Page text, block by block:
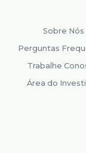
Sobre Nós
Perguntas
Trabalhe
Área do